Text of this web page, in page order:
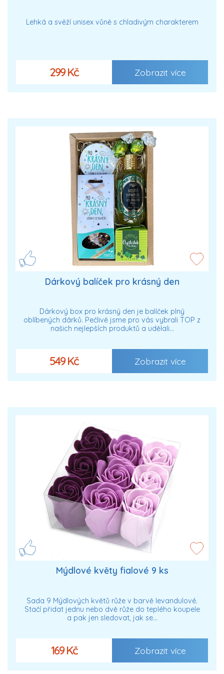
Lehká a svěží unisex vůně s chladivým charakterem
299 Kč Zobrazit více
Dárkový balíček pro krásný den
Dárkový box pro krásný den je balíček plný
oblíbených dárků. Pečlivě jsme pro vás vybrali TOP z
našich nejlepších produktů a udělali…
549 Kč Zobrazit více
Mýdlové květy fialové 9 ks
Sada 9 Mýdlových květů růže v barvě levandulové.
Stačí přidat jednu nebo dvě růže do teplého koupele
a pak jen sledovat, jak se…
169 Kč Zobrazit více